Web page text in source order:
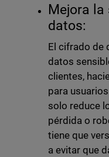
Mejora
datos:
El cifrado de
datos
clientes,
para
solo reduce
pérdida o
tiene que
a evitar que